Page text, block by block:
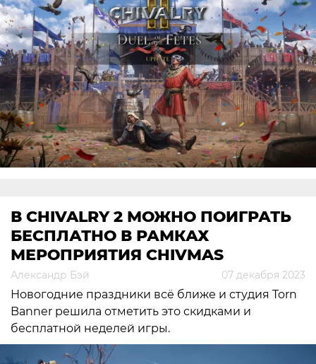
В CHIVALRY 2 МОЖНО ПОИГРАТЬ
БЕСПЛАТНО В РАМКАХ
МЕРОПРИЯТИЯ CHIVMAS
Александр Бэй 07 декабря 2023
Новогодние праздники всё ближе и студия Torn
Banner решила отметить это скидками и
бесплатной неделей игры.